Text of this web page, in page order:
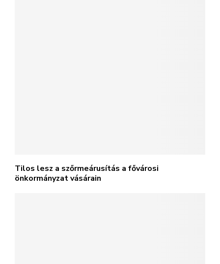
Tilos lesz a szőrmeárusítás a fővárosi
önkormányzat vásárain